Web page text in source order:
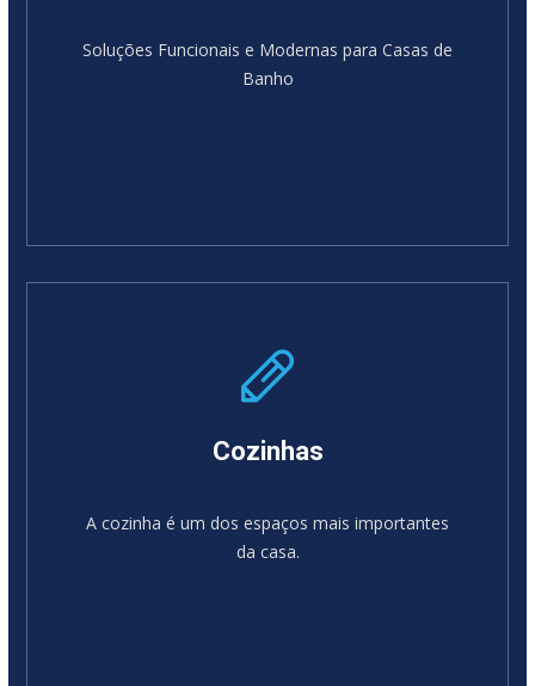
Soluções Funcionais e Modernas para Casas de
Banho
Cozinhas
A cozinha é um dos espaços mais importantes
da casa.
SABER MAIS